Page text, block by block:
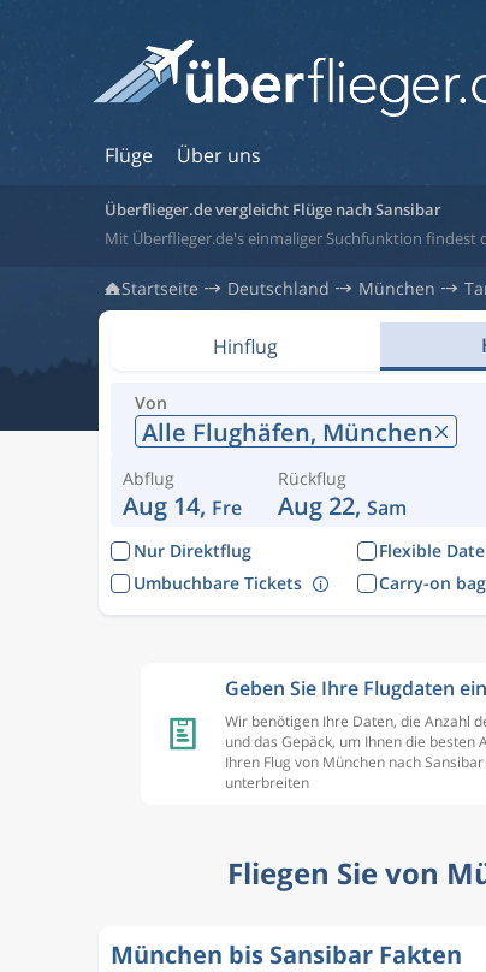
Flüge Über uns
Überflieger.de vergleicht Flüge nach Sansibar
Mit Überflieger.de's einmaliger Suchfunktion findest
Startseite Deutschland München
Hinflug
Von
Alle Flughäfen, München
Abflug
Aug 14, Fre
Rückflug
Aug 22, Sam
Nur Direktflug Flexible
Umbuchbare Tickets
Carry-on
Geben Sie Ihre Flugdaten ein
Wir benötigen Ihre Daten, die Anzahl
und das Gepäck, um Ihnen die besten
Ihren Flug von München nach
unterbreiten
Fliegen Sie von
München bis Sansibar Fakten